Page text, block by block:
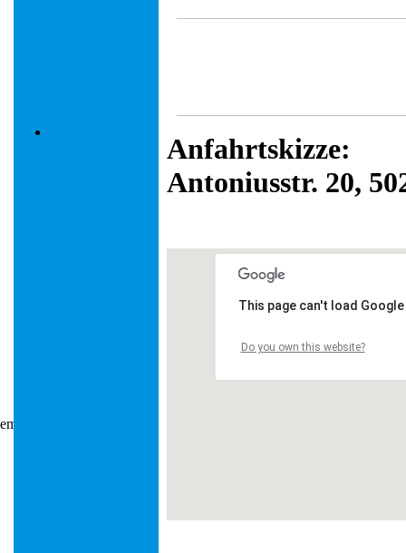
Anfahrtskizze:
Antoniusstr. 20,
This page can't load
Do you own this website?